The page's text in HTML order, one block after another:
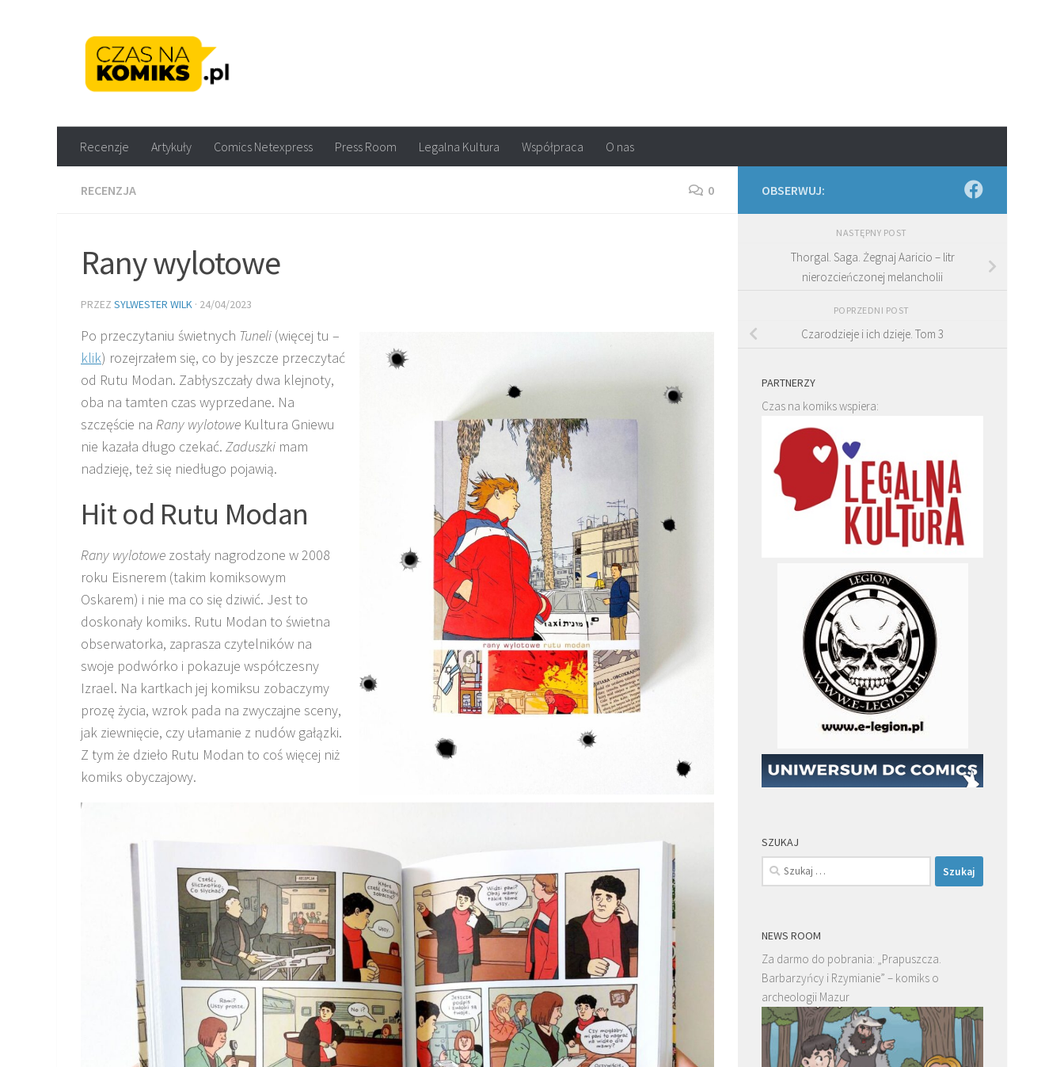
Recenzje Artykuły Comics Netexpress Press Room Legalna Kultura Współpraca O nas
RECENZJA 0
Rany wylotowe
PRZEZ SYLWESTER WILK · 24/04/2023
Po przeczytaniu świetnych Tuneli (więcej tu –
klik) rozejrzałem się, co by jeszcze przeczytać
od Rutu Modan. Zabłyszczały dwa klejnoty,
oba na tamten czas wyprzedane. Na
szczęście na Rany wylotowe Kultura Gniewu
nie kazała długo czekać. Zaduszki mam
nadzieję, też się niedługo pojawią.
Hit od Rutu Modan
Rany wylotowe zostały nagrodzone w 2008
roku Eisnerem (takim komiksowym
Oskarem) i nie ma co się dziwić. Jest to
doskonały komiks. Rutu Modan to świetna
obserwatorka, zaprasza czytelników na
swoje podwórko i pokazuje współczesny
Izrael. Na kartkach jej komiksu zobaczymy
prozę życia, wzrok pada na zwyczajne sceny,
jak ziewnięcie, czy ułamanie z nudów gałązki.
Z tym że dzieło Rutu Modan to coś więcej niż
komiks obyczajowy.
OBSERWUJ:
NASTĘPNY POST
Thorgal. Saga. Żegnaj Aaricio – litr
nierozcieńczonej melancholii
POPRZEDNI POST
Czarodzieje i ich dzieje. Tom 3
PARTNERZY
Czas na komiks wspiera:
SZUKAJ
Szukaj:
NEWS ROOM
Za darmo do pobrania: „Prapuszcza.
Barbarzyńcy i Rzymianie” – komiks o
archeologii Mazur